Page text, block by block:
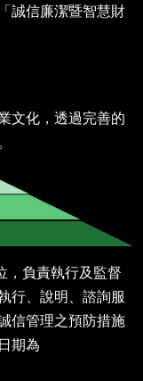
誠信廉潔暨智慧財
文化，透過完善的
，負責執行及監督
行、說明、諮詢服
信管理之預防措施
期為